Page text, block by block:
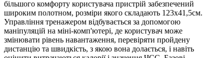
більшого комфорту користувача пристрій забезпечений
широким полотном, розміри якого складають 123х41,5см.
Управління тренажером відбувається за допомогою
маніпуляцій на міні-комп'ютері, де користувач може
змінювати рівень навантаження, перевіряти пройдену
дистанцію та швидкість, з якою вона долається, і навіть